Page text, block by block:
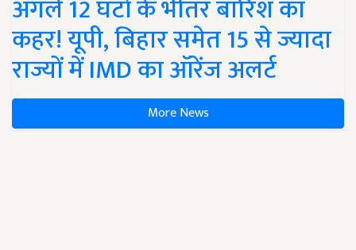
अगले 12 घंटों के भीतर बारिश का
कहर! यूपी, बिहार समेत 15 से ज्यादा
राज्यों में IMD का ऑरेंज अलर्ट
More News